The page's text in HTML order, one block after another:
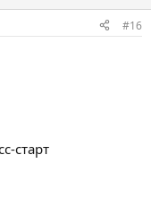
#16
старт